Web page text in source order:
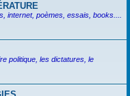
internet, poèmes, essais, books....
politique, les dictatures, le